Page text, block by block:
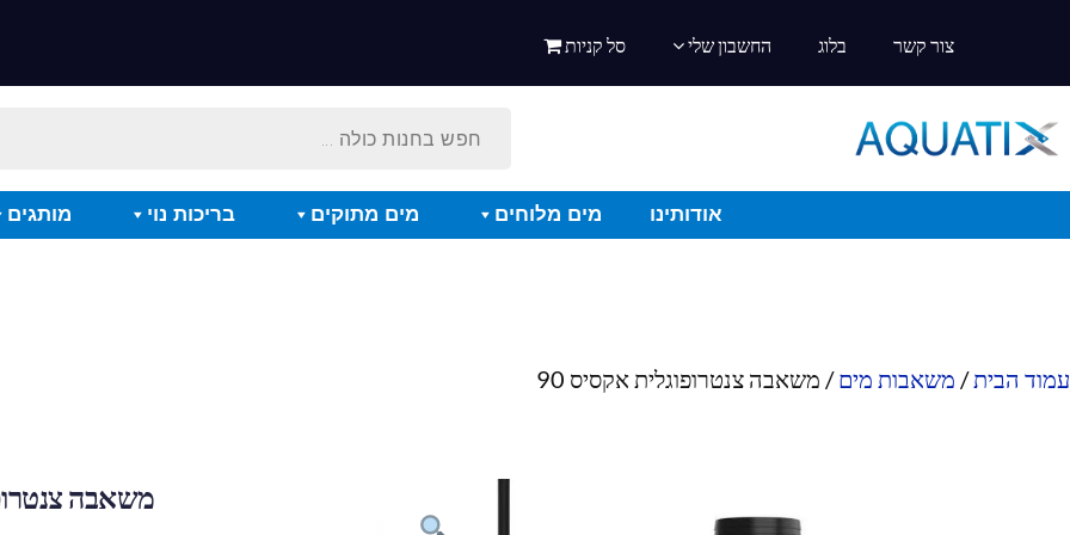
צור קשר בלוג החשבון שלי סל קניות
אודותינו מים מלוחים מים מתוקים בריכות נוי מותגים
עמוד הבית/ משאבות מים/ משאבה צנטרופוגלית אקסיס 90
משאבה